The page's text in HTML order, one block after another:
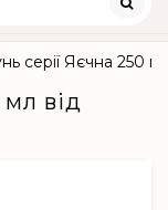
серії Яєчна 250
від